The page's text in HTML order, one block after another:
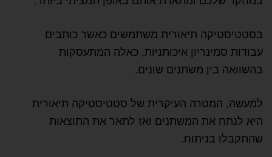
בסטטיסטיקה תיאורית משתמשים כאשר כותבים
עבודות סמינריון איכותניות, כאלה המתעסקות
בהשוואה בין משתנים שונים.
למעשה, המטרה העיקרית של סטטיסטיקה תיאורית
היא לנתח את המשתנים ואז לתאר את התוצאות
שהתקבלו בניתוח.